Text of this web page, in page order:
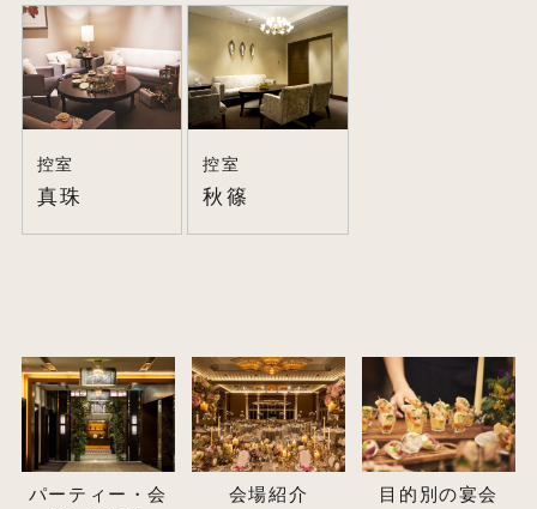
控室
真珠
控室
秋篠
パーティー・会
会場紹介 目的別の宴会